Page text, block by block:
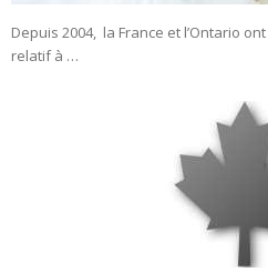
Depuis 2004, la France et l’Ontario
relatif à …